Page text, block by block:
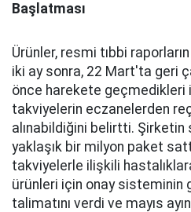
Başlatması
Ürünler, resmi tıbbi
iki ay sonra, 22 Mart'ta geri
önce harekete geçmedikleri
takviyelerin eczanelerden
alınabildiğini belirtti. Şirketin
yaklaşık bir milyon paket
takviyelerle ilişkili
ürünleri için onay sisteminin
talimatını verdi ve mayıs